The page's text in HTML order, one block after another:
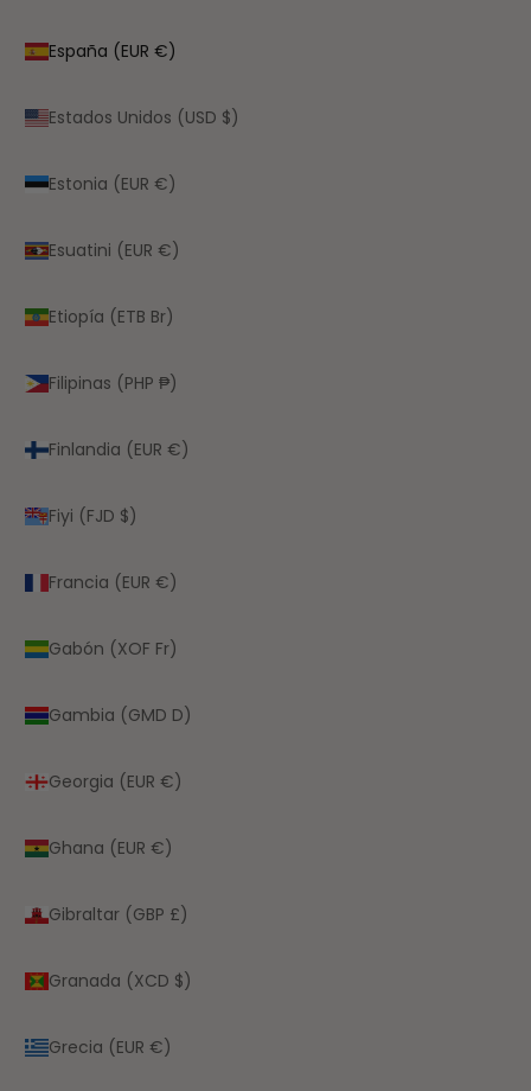
España (EUR €)
Estados Unidos (USD $)
Estonia (EUR €)
Esuatini (EUR €)
Etiopía (ETB Br)
Filipinas (PHP ₱)
Finlandia (EUR €)
Fiyi (FJD $)
Francia (EUR €)
Gabón (XOF Fr)
Gambia (GMD D)
Georgia (EUR €)
Ghana (EUR €)
Gibraltar (GBP £)
Granada (XCD $)
Grecia (EUR €)